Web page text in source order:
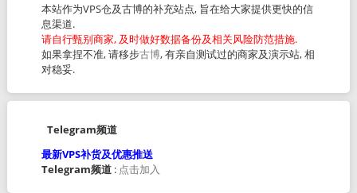
本站作为VPS仓及古博的补充站点, 旨在给大家提供更快的信
息渠道.
请自行甄别商家, 及时做好数据备份及相关风险防范措施.
如果拿捏不准, 请移步古博, 有亲自测试过的商家及演示站, 相
对稳妥.
Telegram频道
最新VPS补货及优惠推送
Telegram频道: 点击加入